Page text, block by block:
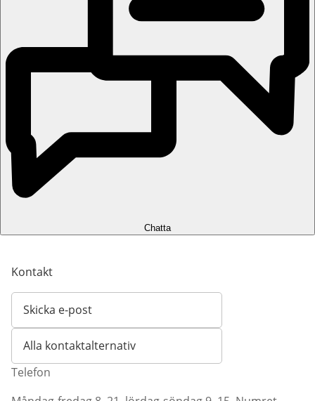
Chatta
Kontakt
Skicka e-post
Öppnar e-postklient
Alla kontaktalternativ
Telefon